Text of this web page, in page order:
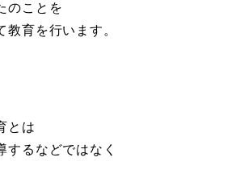
のことを
教育を行います。
とは
するなどではなく